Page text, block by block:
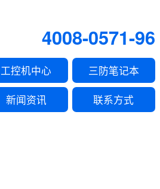
4008-0571-96
工控机中心 三防笔记本
新闻资讯 联系方式